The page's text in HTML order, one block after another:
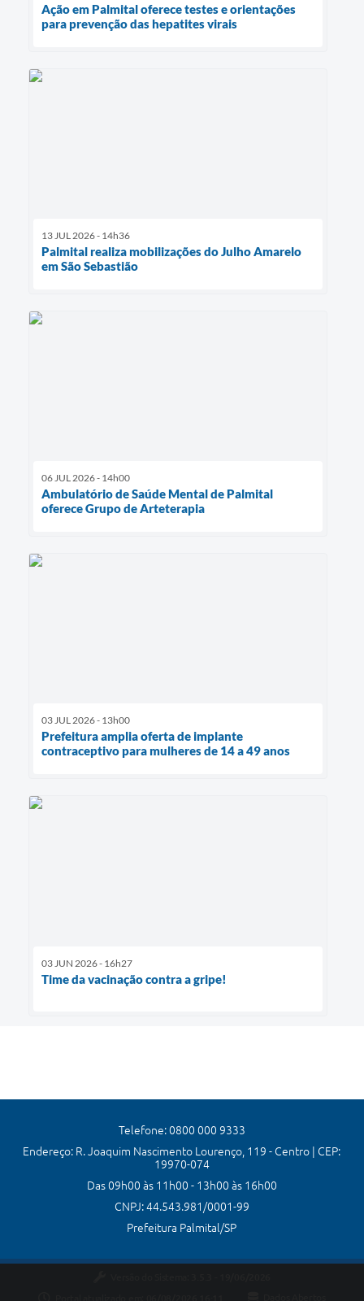
Ação em Palmital oferece testes e orientações
para prevenção das hepatites virais
13 JUL 2026 - 14h36
Palmital realiza mobilizações do Julho Amarelo
em São Sebastião
06 JUL 2026 - 14h00
Ambulatório de Saúde Mental de Palmital
oferece Grupo de Arteterapia
03 JUL 2026 - 13h00
Prefeitura amplia oferta de implante
contraceptivo para mulheres de 14 a 49 anos
03 JUN 2026 - 16h27
Time da vacinação contra a gripe!
Telefone: 0800 000 9333
Endereço: R. Joaquim Nascimento Lourenço, 119 - Centro | CEP:
19970-074
Das 09h00 às 11h00 - 13h00 às 16h00
CNPJ: 44.543.981/0001-99
Prefeitura Palmital/SP